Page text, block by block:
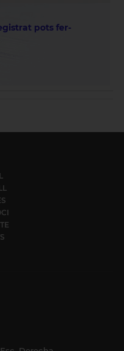
pots fer-